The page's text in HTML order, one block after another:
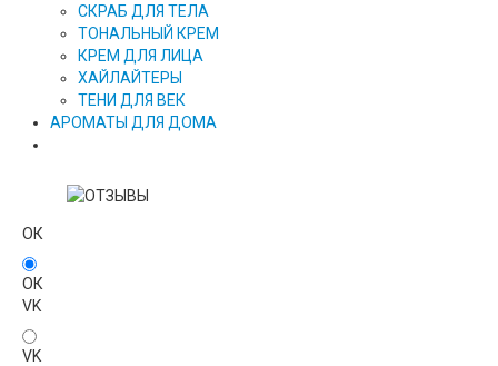
СКРАБ ДЛЯ ТЕЛА
ТОНАЛЬНЫЙ КРЕМ
КРЕМ ДЛЯ ЛИЦА
ХАЙЛАЙТЕРЫ
ТЕНИ ДЛЯ ВЕК
АРОМАТЫ ДЛЯ ДОМА
ОК
ОК
VK
VK